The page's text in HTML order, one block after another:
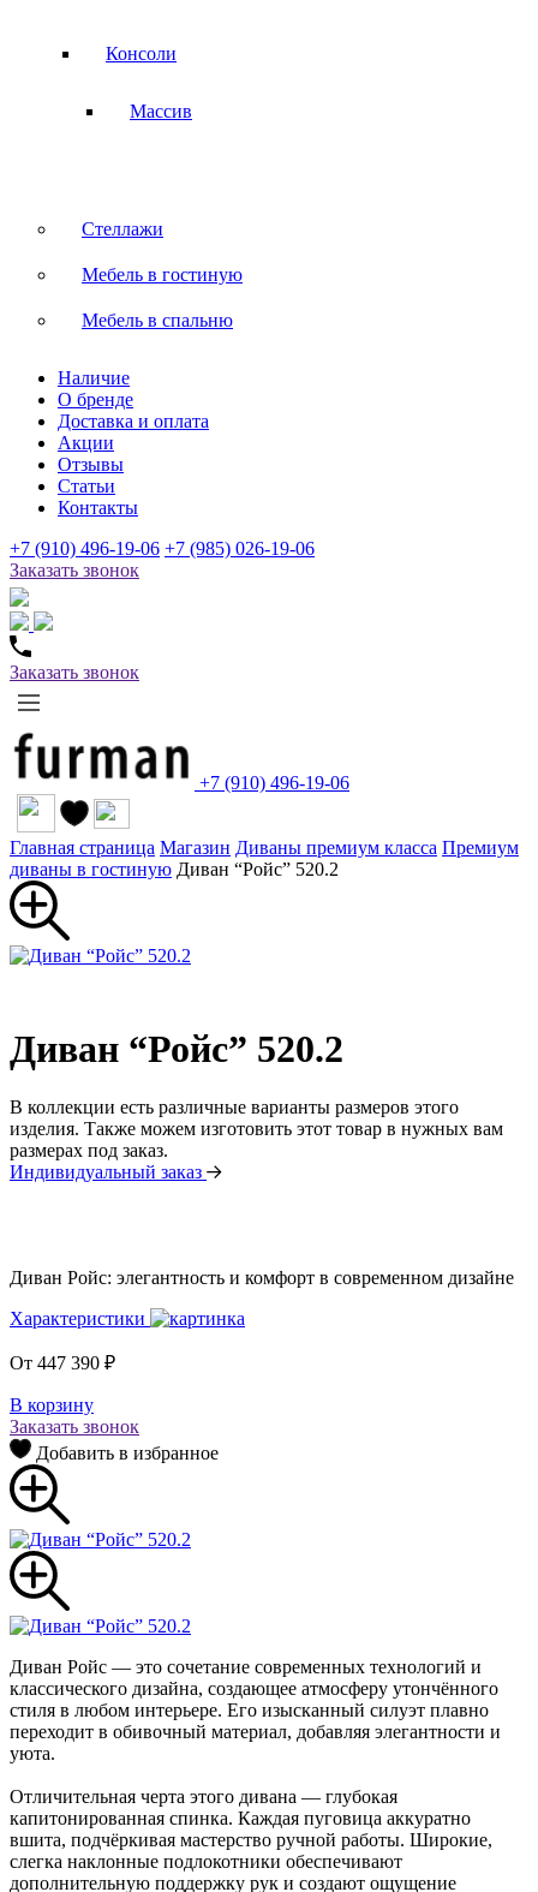
Консоли
Массив
Стеллажи
Мебель в гостиную
Мебель в спальню
Наличие
О бренде
Доставка и оплата
Акции
Отзывы
Статьи
Контакты
+7 (910) 496-19-06 +7 (985) 026-19-06
Заказать звонок
Заказать звонок
+7 (910) 496-19-06
Главная страница Магазин Диваны премиум класса Премиум
диваны в гостиную Диван “Ройс” 520.2
Диван “Ройс” 520.2
В коллекции есть различные варианты размеров этого
изделия. Также можем изготовить этот товар в нужных вам
размерах под заказ.
Индивидуальный заказ
Диван Ройс: элегантность и комфорт в современном дизайне
Характеристики
От 447 390 ₽
В корзину
Заказать звонок
Добавить в избранное
Диван Ройс — это сочетание современных технологий и
классического дизайна, создающее атмосферу утончённого
стиля в любом интерьере. Его изысканный силуэт плавно
переходит в обивочный материал, добавляя элегантности и
уюта.
Отличительная черта этого дивана — глубокая
капитонированная спинка. Каждая пуговица аккуратно
вшита, подчёркивая мастерство ручной работы. Широкие,
слегка наклонные подлокотники обеспечивают
дополнительную поддержку рук и создают ощущение